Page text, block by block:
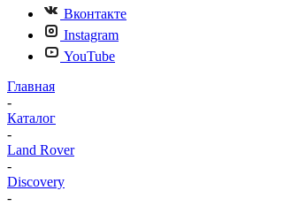
Вконтакте
Instagram
YouTube
Главная
-
Каталог
-
Land Rover
-
Discovery
-